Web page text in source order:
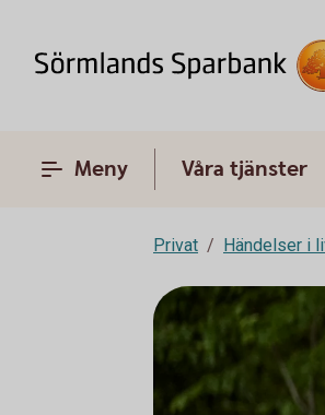
Meny Våra tjänster
Privat Händelser i